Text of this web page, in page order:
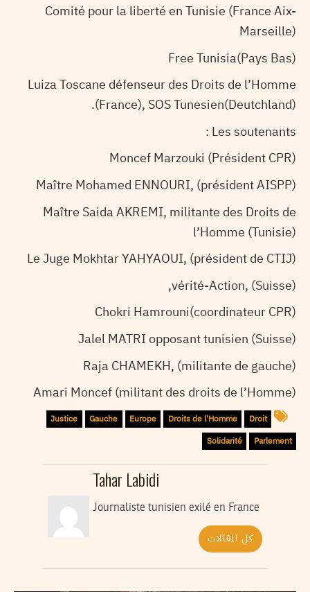
Comité pour la liberté en Tunisie (France Aix-
Marseille)
Free Tunisia(Pays Bas)
Luiza Toscane défenseur des Droits de l’Homme
(France), SOS Tunesien(Deutchland).
Les soutenants :
Moncef Marzouki (Président CPR)
Maître Mohamed ENNOURI, (président AISPP)
Maître Saida AKREMI, militante des Droits de
l’Homme (Tunisie)
Le Juge Mokhtar YAHYAOUI, (président de CTIJ)
vérité-Action, (Suisse),
Chokri Hamrouni(coordinateur CPR)
Jalel MATRI opposant tunisien (Suisse)
Raja CHAMEKH, (militante de gauche)
Amari Moncef (militant des droits de l’Homme)
Droit
Droits de l'Homme
Europe
Gauche
Justice
Parlement
Solidarité
Tahar Labidi
Journaliste tunisien exilé en France
كل المقالات